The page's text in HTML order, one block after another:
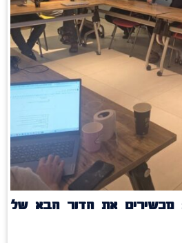
מכשירים את הדור הבא של